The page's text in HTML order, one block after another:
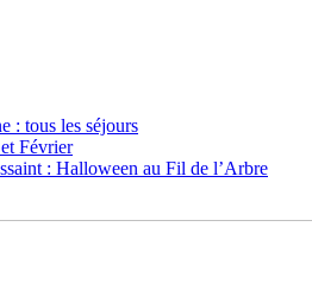
: tous les séjours
Février
: Halloween au Fil de l’Arbre